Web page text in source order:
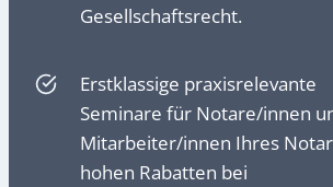
Gesellschaftsrecht.
Erstklassige praxisrelevante
Seminare für Notare/innen
Mitarbeiter/innen Ihres
hohen Rabatten bei